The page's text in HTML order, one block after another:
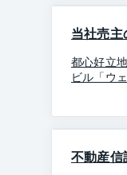
当社売
都心好立
ビル「ウ
不動産信